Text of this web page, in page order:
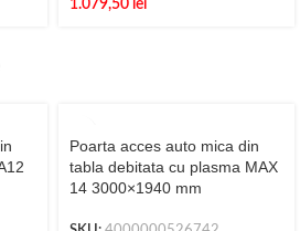
1.079,50 lei
Poarta acces auto mica din
tabla debitata cu plasma MAX
14 3000×1940 mm